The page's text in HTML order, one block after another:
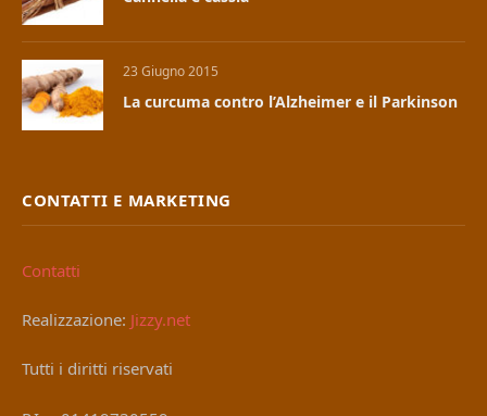
23 Giugno 2015
La curcuma contro l’Alzheimer e il Parkinson
CONTATTI E MARKETING
Contatti
Realizzazione: Jizzy.net
Tutti i diritti riservati